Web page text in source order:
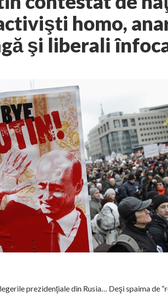
homo,
şi liberali
prezidenţiale din Rusia… Deşi spaima de